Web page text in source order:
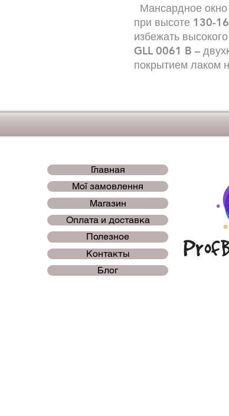
Мансардное окно
при высоте 130-
избежать
GLL 0061 B –
покрытием лаком
Главная
Мої замовлення
Магазин
Оплата и доставка
Полезное
Контакты
Блог